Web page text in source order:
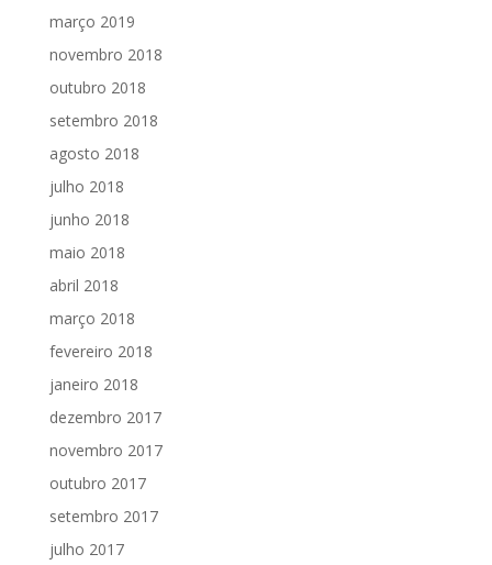
março 2019
novembro 2018
outubro 2018
setembro 2018
agosto 2018
julho 2018
junho 2018
maio 2018
abril 2018
março 2018
fevereiro 2018
janeiro 2018
dezembro 2017
novembro 2017
outubro 2017
setembro 2017
julho 2017